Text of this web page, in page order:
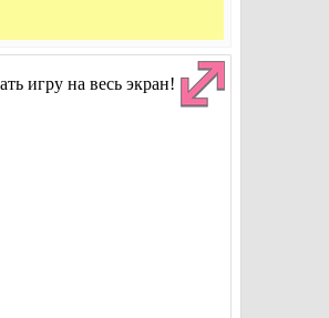
игру на весь экран!